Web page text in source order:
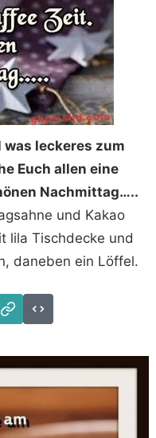
leckeres zum
Euch allen eine
Nachmittag…..
und Kakao
lila Tischdecke und
daneben ein Löffel.
Download
Link
Code